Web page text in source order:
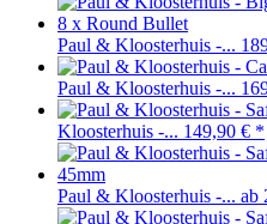
Paul & Kloosterhuis -...
Paul & Kloosterhuis -...
Kloosterhuis -... 149,90 € *
Paul & Kloosterhuis -... ab